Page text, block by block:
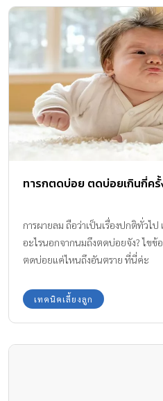
ทารกตดบ่อย ตดบ่อยเกินกี่
การผายลม ถือว่าเป็นเรื่องปกติทั่วไ
อะไรนอกจากนมถึงตดบ่อยจัง? ไขข้
ตดบ่อยแค่ไหนถึงอันตราย ที่นี่ค่ะ
เทคนิคเลี้ยงลูก